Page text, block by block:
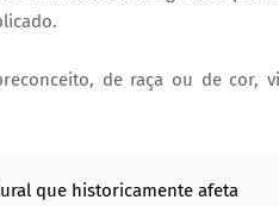
de raça ou de cor,
que historicamente afeta